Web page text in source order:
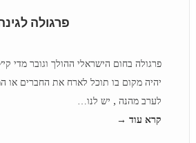
פרגולה
פרגולה בחום הישראלי ההולך וגובר מדי
יהיה מקום בו תוכל לארח את החברים או
לערב מהנה , יש לנו…
קרא עוד →